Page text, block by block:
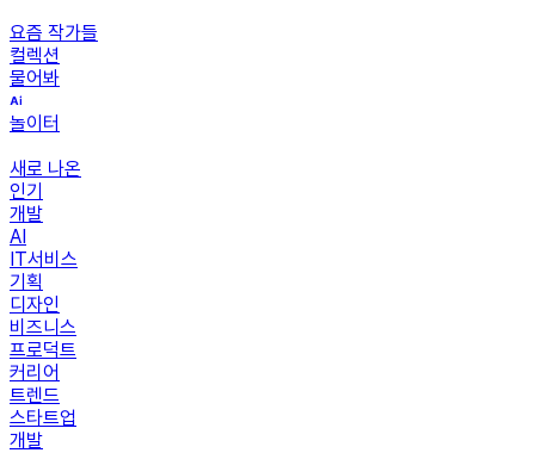
요즘 작가들
컬렉션
물어봐
놀이터
새로 나온
인기
개발
AI
IT서비스
기획
디자인
비즈니스
프로덕트
커리어
트렌드
스타트업
개발